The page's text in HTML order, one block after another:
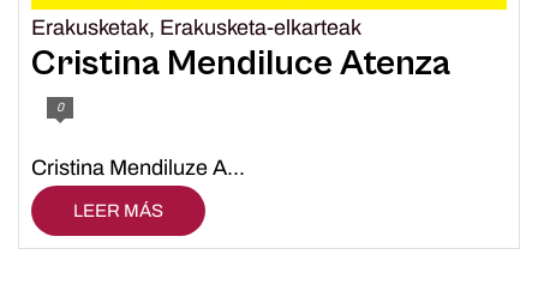
Erakusketak, Erakusketa-elkarteak
Cristina Mendiluce Atenza
0
Cristina Mendiluze A...
LEER MÁS